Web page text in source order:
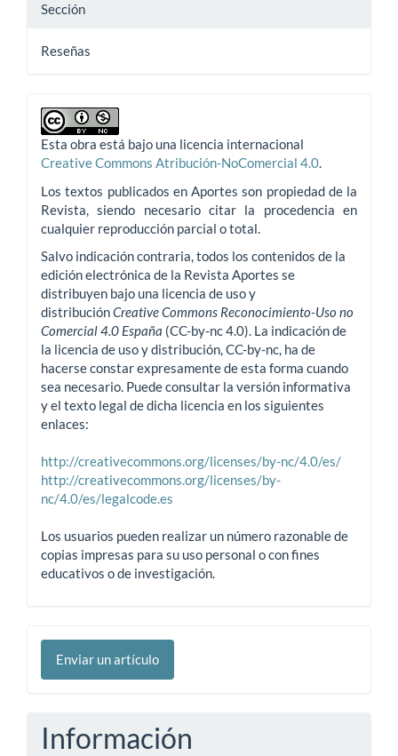
Sección
Reseñas
Esta obra está bajo una licencia internacional
Creative Commons Atribución-NoComercial 4.0.
Los textos publicados en Aportes son propiedad de la
Revista, siendo necesario citar la procedencia en
cualquier reproducción parcial o total.
Salvo indicación contraria, todos los contenidos de la
edición electrónica de la Revista Aportes se
distribuyen bajo una licencia de uso y
distribuciónCreative Commons Reconocimiento-Uso no
Comercial 4.0 España (CC-by-nc 4.0). La indicación de
la licencia de uso y distribución, CC-by-nc, ha de
hacerse constar expresamente de esta forma cuando
sea necesario. Puede consultar la versión informativa
y el texto legal de dicha licencia en los siguientes
enlaces:
http://creativecommons.org/licenses/by-nc/4.0/es/
http://creativecommons.org/licenses/by-
nc/4.0/es/legalcode.es
Los usuarios pueden realizar un número razonable de
copias impresas para su uso personal o con fines
educativos o de investigación.
Enviar
unEnviar un artículo
Información